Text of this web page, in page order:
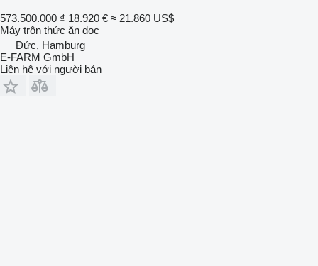
573.500.000 ₫ 18.920 € ≈ 21.860 US$
Máy trộn thức ăn dọc
Đức, Hamburg
E-FARM GmbH
Liên hệ với người bán